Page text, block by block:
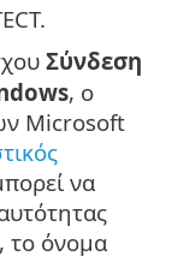
Σύνδεση
, ο
Microsoft
να
το όνομα